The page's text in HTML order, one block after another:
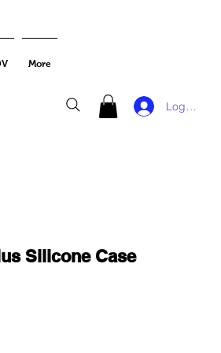
More
Log In
Silicone Case